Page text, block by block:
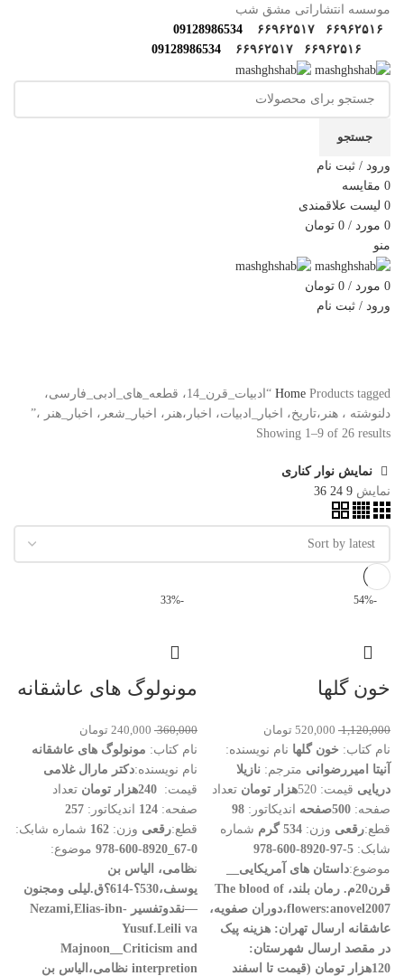
موسسه انتشاراتی مشق شب
۶۶۹۶۲۵۱۶
۶۶۹۶۲۵۱۷
09128986534
۶۶۹۶۲۵۱۶
۶۶۹۶۲۵۱۷ 09128986534
جستجو
ورود / ثبت نام
0 مقایسه
0 لیست علاقمندی
0 مورد /
0 تومان
منو
0 مورد /
0 تومان
ورود / ثبت نام
Home
Products tagged “ادبیات_قرن_14، قطعه_های_ادبی_فارسی،
دلنوشته ، هنر،تاریخ، اخبار_ادبیات، اخبار،هنر، اخبار_شعر، اخبار_هنر ،”
Showing 1–9 of 26 results
نمایش نوار کناری
نمایش 9
24
36
-54%
خون گلها
1,120,000
520,000 تومان
نام کتاب: خون گلها نام نویسنده:
آنیتا امیررضوانی مترجم: نازیلا
دریایی قیمت: 520 هزار تومان تعداد
صفحه: 500صفحه اندیکاتور:
قطع:رقعی وزن: 534 گرم
شماره
شابک: 5-97-8920-600-978
موضوع:داستان های آمریکایی__
قرن20م.
رمان بلند، The blood of
flowers:anovel2007،دوران صفویه،
عاشقانه ارسال تهران: هزینه پیک
در مقصد ارسال شهرستان:
120هزار تومان (قیمت تا اسفند
-33%
مونولوگ های عاشقانه
360,000
240,000 تومان
نام کتاب: مونولوگ های عاشقانه
نام نویسنده:دکتر مارال غلامی
قیمت:
تعداد
صفحه:
اندیکاتور:
قطع:رقعی وزن: 162 شماره شابک:
0-67_8920-600-978
موضوع:
نظامی، الیاس بن
یوسف،530؟-614؟ق.لیلی ومجنون
—نقدوتفسیر Nezami,Elias-ibn-
Yusuf.Leili va
Majnoon__Criticism and
interpretion نظامی،الیاس بن